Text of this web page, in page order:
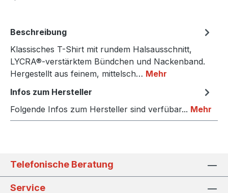
Beschreibung
Klassisches T-Shirt mit rundem Halsausschnitt,
LYCRA®-verstärktem Bündchen und Nackenband.
Hergestellt aus feinem, mittelsch… Mehr
Infos zum Hersteller
Folgende Infos zum Hersteller sind verfübar... Mehr
Telefonische Beratung
Service